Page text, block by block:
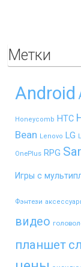
Метки
Android
Honeycomb HTC
Bean Lenovo LG
OnePlus RPG
Игры с
Фэнтези
видео
планшет